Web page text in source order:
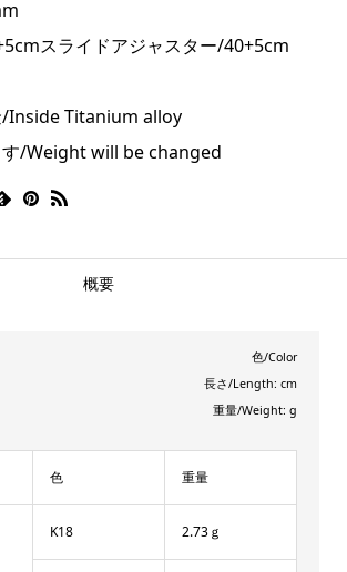
スライドアジャスター/40+5cm
/Inside Titanium alloy
す/Weight will be changed
概要
色/Color
長さ/Length: cm
重量/Weight: g
色 重量
K18 2.73ｇ